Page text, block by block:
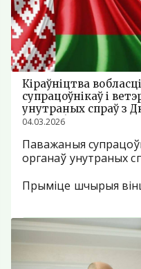
Кіраўніцтва
супрацоўнікаў і
унутраных спраў з
міліцыі!
04.03.2026
Паважаныя
органаў унутраных
Прыміце шчырыя